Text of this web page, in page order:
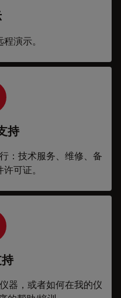
演示。
持
：技术服务、维修、备
可证。
器，或者如何在我的仪